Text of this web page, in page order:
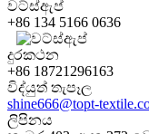
වට්ස්ඇප්
+86 134 5166 0636
දුරකථන
+86 18721296163
විද්යුත් තැපෑල
shine666@topt-
ලිපිනය